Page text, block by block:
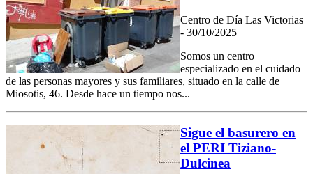
Centro de Día Las Victorias
- 30/10/2025
Somos un centro
especializado en el cuidado
de las personas mayores y sus familiares, situado en la calle de
Miosotis, 46. Desde hace un tiempo nos...
Sigue el basurero en
el PERI Tiziano-
Dulcinea